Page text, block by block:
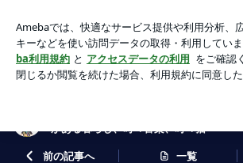
ブログ＊エスニックがある暮らし、時々
アプリをダウンロードして ブログの更新通知
を
ょう。
がある暮らし、時々音楽、時々猫
前の記事へ 一覧